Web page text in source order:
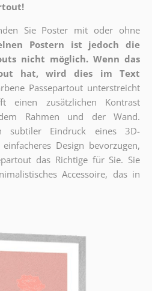
Sie Poster mit oder ohne
Postern ist jedoch die
nicht möglich. Wenn das
hat, wird dies im Text
Passepartout unterstreicht
einen zusätzlichen Kontrast
Rahmen und der Wand.
subtiler Eindruck eines 3D-
Design bevorzugen,
das Richtige für Sie. Sie
Accessoire, das in